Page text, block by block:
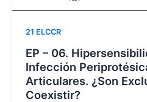
21 ELCCR
EP – 06.
Infección
Articulares. ¿Son
Coexistir?